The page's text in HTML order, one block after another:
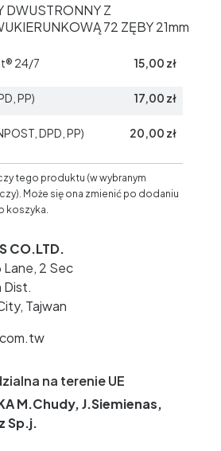
DWUSTRONNY Z
72 ZĘBY 21mm
24/7 15,00 zł
PP) 17,00 zł
DPD, PP) 20,00 zł
tego produktu (w wybranym
Może się ona zmienić po dodaniu
koszyka.
CO.LTD.
Lane, 2 Sec
Dist.
Tajwan
na terenie UE
M.Chudy, J.Siemienas,
Sp.j.